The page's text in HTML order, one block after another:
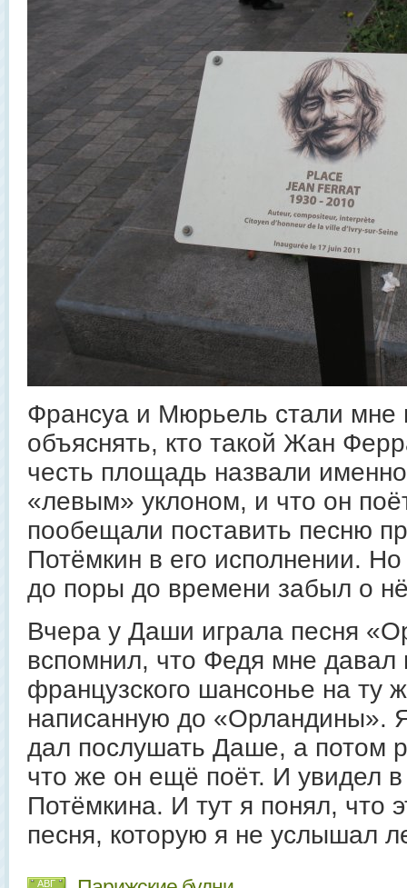
Франсуа и Мюрьель стали мне
объяснять, кто такой Жан
честь площадь назвали
«левым» уклоном, и что он
пообещали поставить песню
Потёмкин в его исполнении.
до поры до времени забыл о
Вчера у Даши играла песня
вспомнил, что Федя мне давал
французского шансонье на ту
написанную до «Орландины».
дал послушать Даше, а потом
что же он ещё поёт. И увидел
Потёмкина. И тут я понял, что
песня, которую я не услышал
АВГ